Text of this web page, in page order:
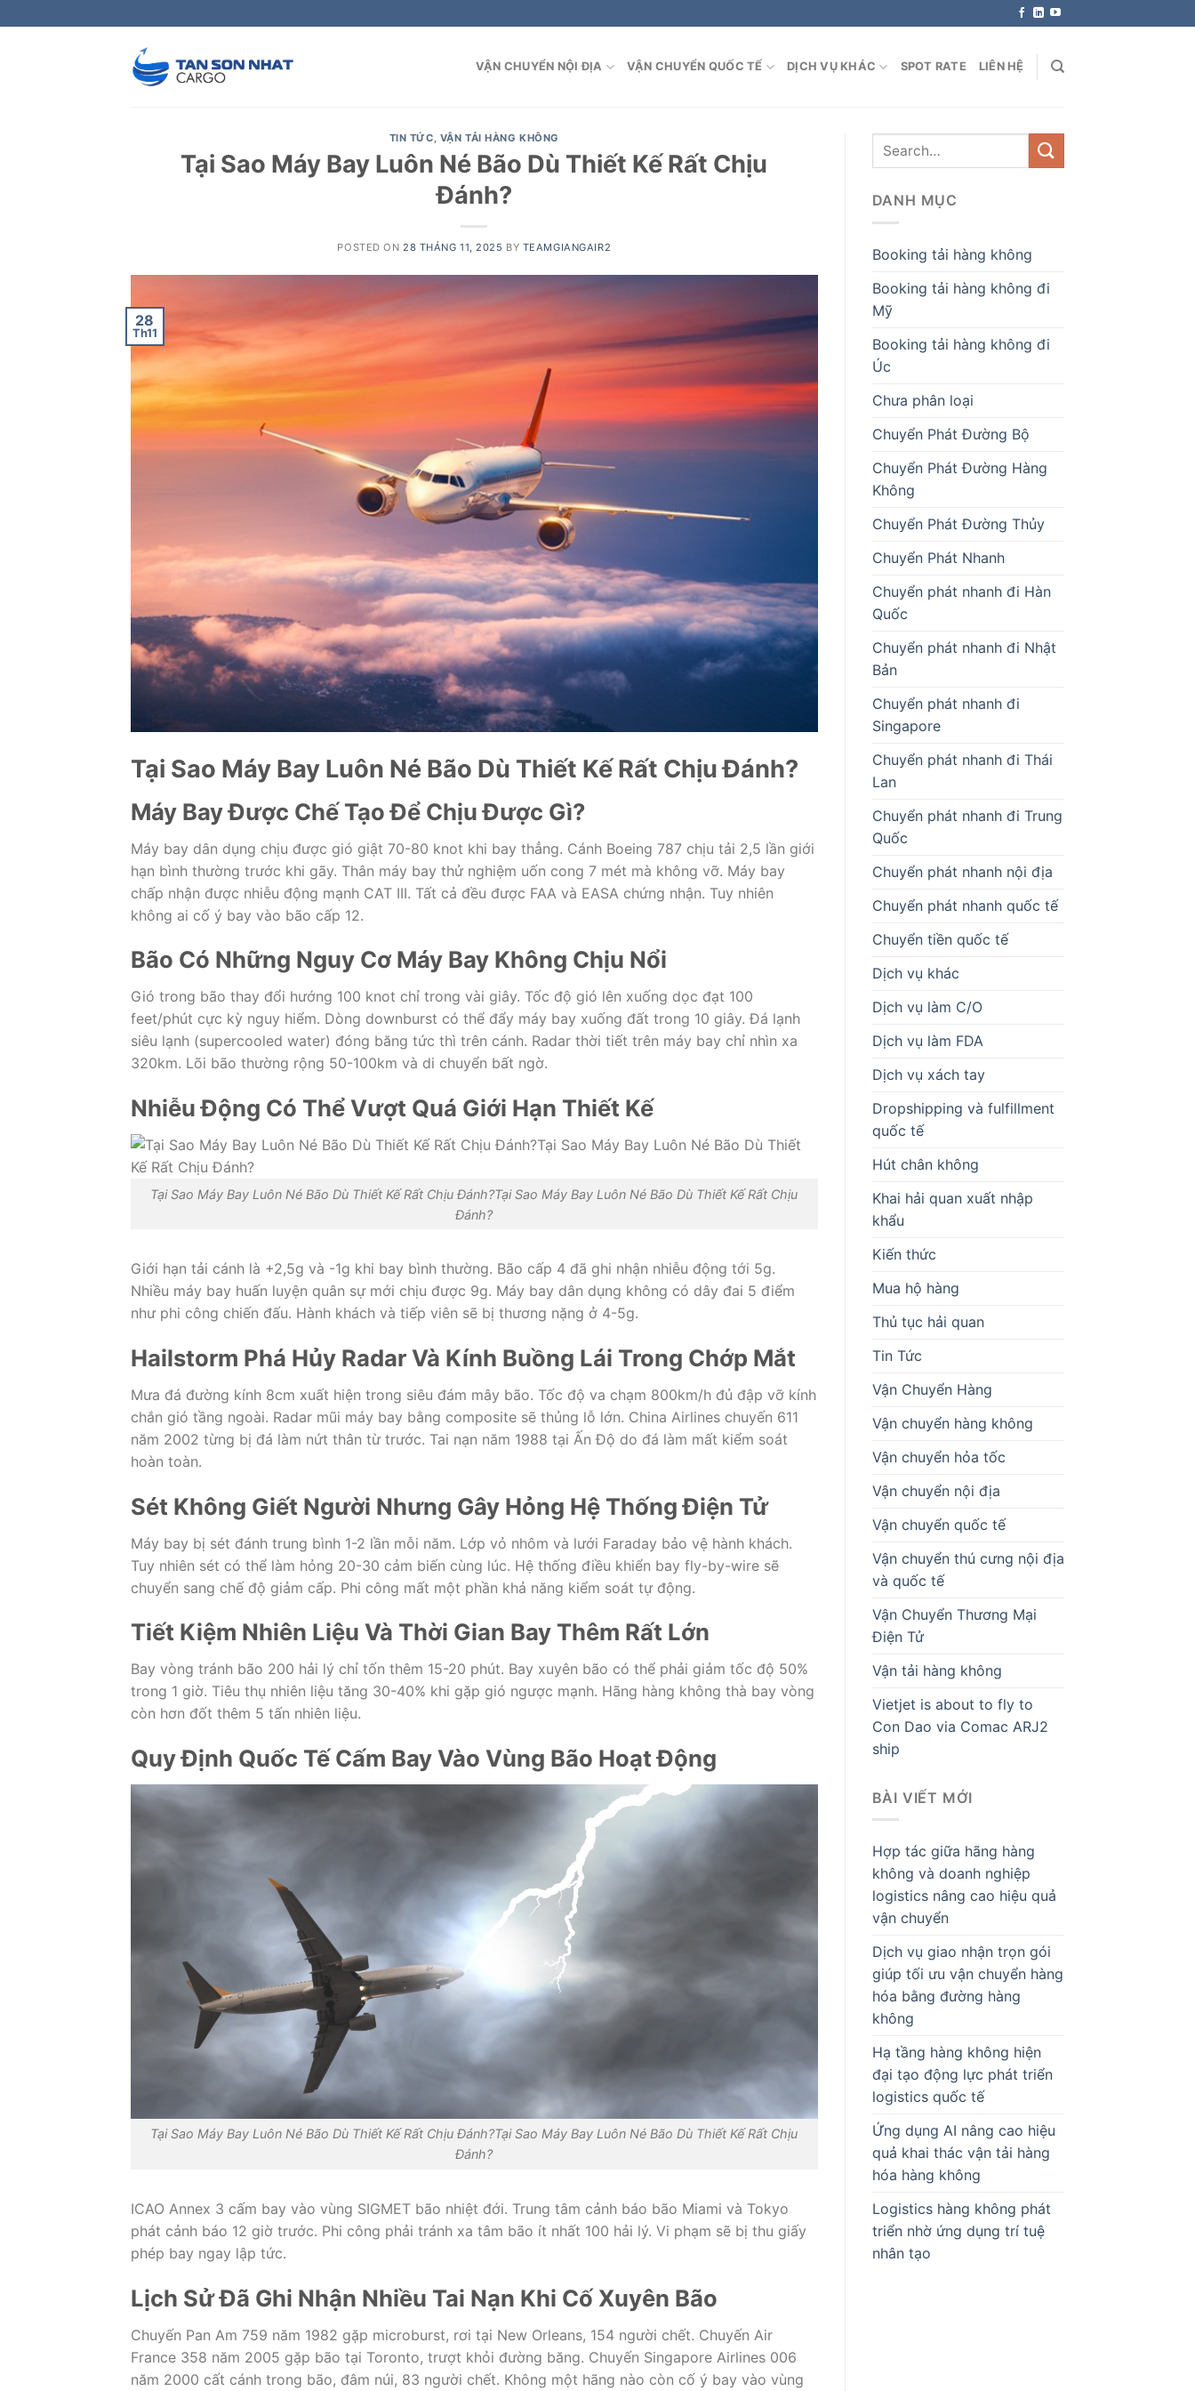
to
VẬN CHUYỂN NỘI ĐỊA VẬN CHUYỂN QUỐC TẾ DỊCH VỤ KHÁC SPOT RATE LIÊN HỆ
TIN TỨC, VẬN TẢI HÀNG KHÔNG
Tại Sao Máy Bay Luôn Né Bão Dù Thiết Kế Rất Chịu
Đánh?
POSTED ON 28 THÁNG 11, 2025 BY TEAMGIANGAIR2
28
Th11
Tại Sao Máy Bay Luôn Né Bão Dù Thiết Kế Rất Chịu Đánh?
Máy Bay Được Chế Tạo Để Chịu Được Gì?
Máy bay dân dụng chịu được gió giật 70-80 knot khi bay thẳng. Cánh Boeing 787 chịu tải 2,5 lần giới
hạn bình thường trước khi gãy. Thân máy bay thử nghiệm uốn cong 7 mét mà không vỡ. Máy bay
chấp nhận được nhiễu động mạnh CAT III. Tất cả đều được FAA và EASA chứng nhận. Tuy nhiên
không ai cố ý bay vào bão cấp 12.
Bão Có Những Nguy Cơ Máy Bay Không Chịu Nổi
Gió trong bão thay đổi hướng 100 knot chỉ trong vài giây. Tốc độ gió lên xuống dọc đạt 100
feet/phút cực kỳ nguy hiểm. Dòng downburst có thể đẩy máy bay xuống đất trong 10 giây. Đá lạnh
siêu lạnh (supercooled water) đóng băng tức thì trên cánh. Radar thời tiết trên máy bay chỉ nhìn xa
320km. Lõi bão thường rộng 50-100km và di chuyển bất ngờ.
Nhiễu Động Có Thể Vượt Quá Giới Hạn Thiết Kế
Tại Sao Máy Bay Luôn Né Bão Dù Thiết Kế Rất Chịu Đánh?Tại Sao Máy Bay Luôn Né Bão Dù Thiết Kế Rất Chịu
Đánh?
Giới hạn tải cánh là +2,5g và -1g khi bay bình thường. Bão cấp 4 đã ghi nhận nhiễu động tới 5g.
Nhiều máy bay huấn luyện quân sự mới chịu được 9g. Máy bay dân dụng không có dây đai 5 điểm
như phi công chiến đấu. Hành khách và tiếp viên sẽ bị thương nặng ở 4-5g.
Hailstorm Phá Hủy Radar Và Kính Buồng Lái Trong Chớp Mắt
Mưa đá đường kính 8cm xuất hiện trong siêu đám mây bão. Tốc độ va chạm 800km/h đủ đập vỡ kính
chắn gió tầng ngoài. Radar mũi máy bay bằng composite sẽ thủng lỗ lớn. China Airlines chuyến 611
năm 2002 từng bị đá làm nứt thân từ trước. Tai nạn năm 1988 tại Ấn Độ do đá làm mất kiểm soát
hoàn toàn.
Sét Không Giết Người Nhưng Gây Hỏng Hệ Thống Điện Tử
Máy bay bị sét đánh trung bình 1-2 lần mỗi năm. Lớp vỏ nhôm và lưới Faraday bảo vệ hành khách.
Tuy nhiên sét có thể làm hỏng 20-30 cảm biến cùng lúc. Hệ thống điều khiển bay fly-by-wire sẽ
chuyển sang chế độ giảm cấp. Phi công mất một phần khả năng kiểm soát tự động.
Tiết Kiệm Nhiên Liệu Và Thời Gian Bay Thêm Rất Lớn
Bay vòng tránh bão 200 hải lý chỉ tốn thêm 15-20 phút. Bay xuyên bão có thể phải giảm tốc độ 50%
trong 1 giờ. Tiêu thụ nhiên liệu tăng 30-40% khi gặp gió ngược mạnh. Hãng hàng không thà bay vòng
còn hơn đốt thêm 5 tấn nhiên liệu.
Quy Định Quốc Tế Cấm Bay Vào Vùng Bão Hoạt Động
Tại Sao Máy Bay Luôn Né Bão Dù Thiết Kế Rất Chịu Đánh?Tại Sao Máy Bay Luôn Né Bão Dù Thiết Kế Rất Chịu
Đánh?
ICAO Annex 3 cấm bay vào vùng SIGMET bão nhiệt đới. Trung tâm cảnh báo bão Miami và Tokyo
phát cảnh báo 12 giờ trước. Phi công phải tránh xa tâm bão ít nhất 100 hải lý. Vi phạm sẽ bị thu giấy
phép bay ngay lập tức.
Lịch Sử Đã Ghi Nhận Nhiều Tai Nạn Khi Cố Xuyên Bão
Chuyến Pan Am 759 năm 1982 gặp microburst, rơi tại New Orleans, 154 người chết. Chuyến Air
France 358 năm 2005 gặp bão tại Toronto, trượt khỏi đường băng. Chuyến Singapore Airlines 006
năm 2000 cất cánh trong bão, đâm núi, 83 người chết. Không một hãng nào còn cố ý bay vào vùng
DANH MỤC
Booking tải hàng không
Booking tải hàng không đi
Mỹ
Booking tải hàng không đi
Úc
Chưa phân loại
Chuyển Phát Đường Bộ
Chuyển Phát Đường Hàng
Không
Chuyển Phát Đường Thủy
Chuyển Phát Nhanh
Chuyển phát nhanh đi Hàn
Quốc
Chuyển phát nhanh đi Nhật
Bản
Chuyển phát nhanh đi
Singapore
Chuyển phát nhanh đi Thái
Lan
Chuyển phát nhanh đi Trung
Quốc
Chuyển phát nhanh nội địa
Chuyển phát nhanh quốc tế
Chuyển tiền quốc tế
Dịch vụ khác
Dịch vụ làm C/O
Dịch vụ làm FDA
Dịch vụ xách tay
Dropshipping và fulfillment
quốc tế
Hút chân không
Khai hải quan xuất nhập
khẩu
Kiến thức
Mua hộ hàng
Thủ tục hải quan
Tin Tức
Vận Chuyển Hàng
Vận chuyển hàng không
Vận chuyển hỏa tốc
Vận chuyển nội địa
Vận chuyển quốc tế
Vận chuyển thú cưng nội địa
và quốc tế
Vận Chuyển Thương Mại
Điện Tử
Vận tải hàng không
Vietjet is about to fly to
Con Dao via Comac ARJ2
ship
BÀI VIẾT MỚI
Hợp tác giữa hãng hàng
không và doanh nghiệp
logistics nâng cao hiệu quả
vận chuyển
Dịch vụ giao nhận trọn gói
giúp tối ưu vận chuyển hàng
hóa bằng đường hàng
không
Hạ tầng hàng không hiện
đại tạo động lực phát triển
logistics quốc tế
Ứng dụng AI nâng cao hiệu
quả khai thác vận tải hàng
hóa hàng không
Logistics hàng không phát
triển nhờ ứng dụng trí tuệ
nhân tạo